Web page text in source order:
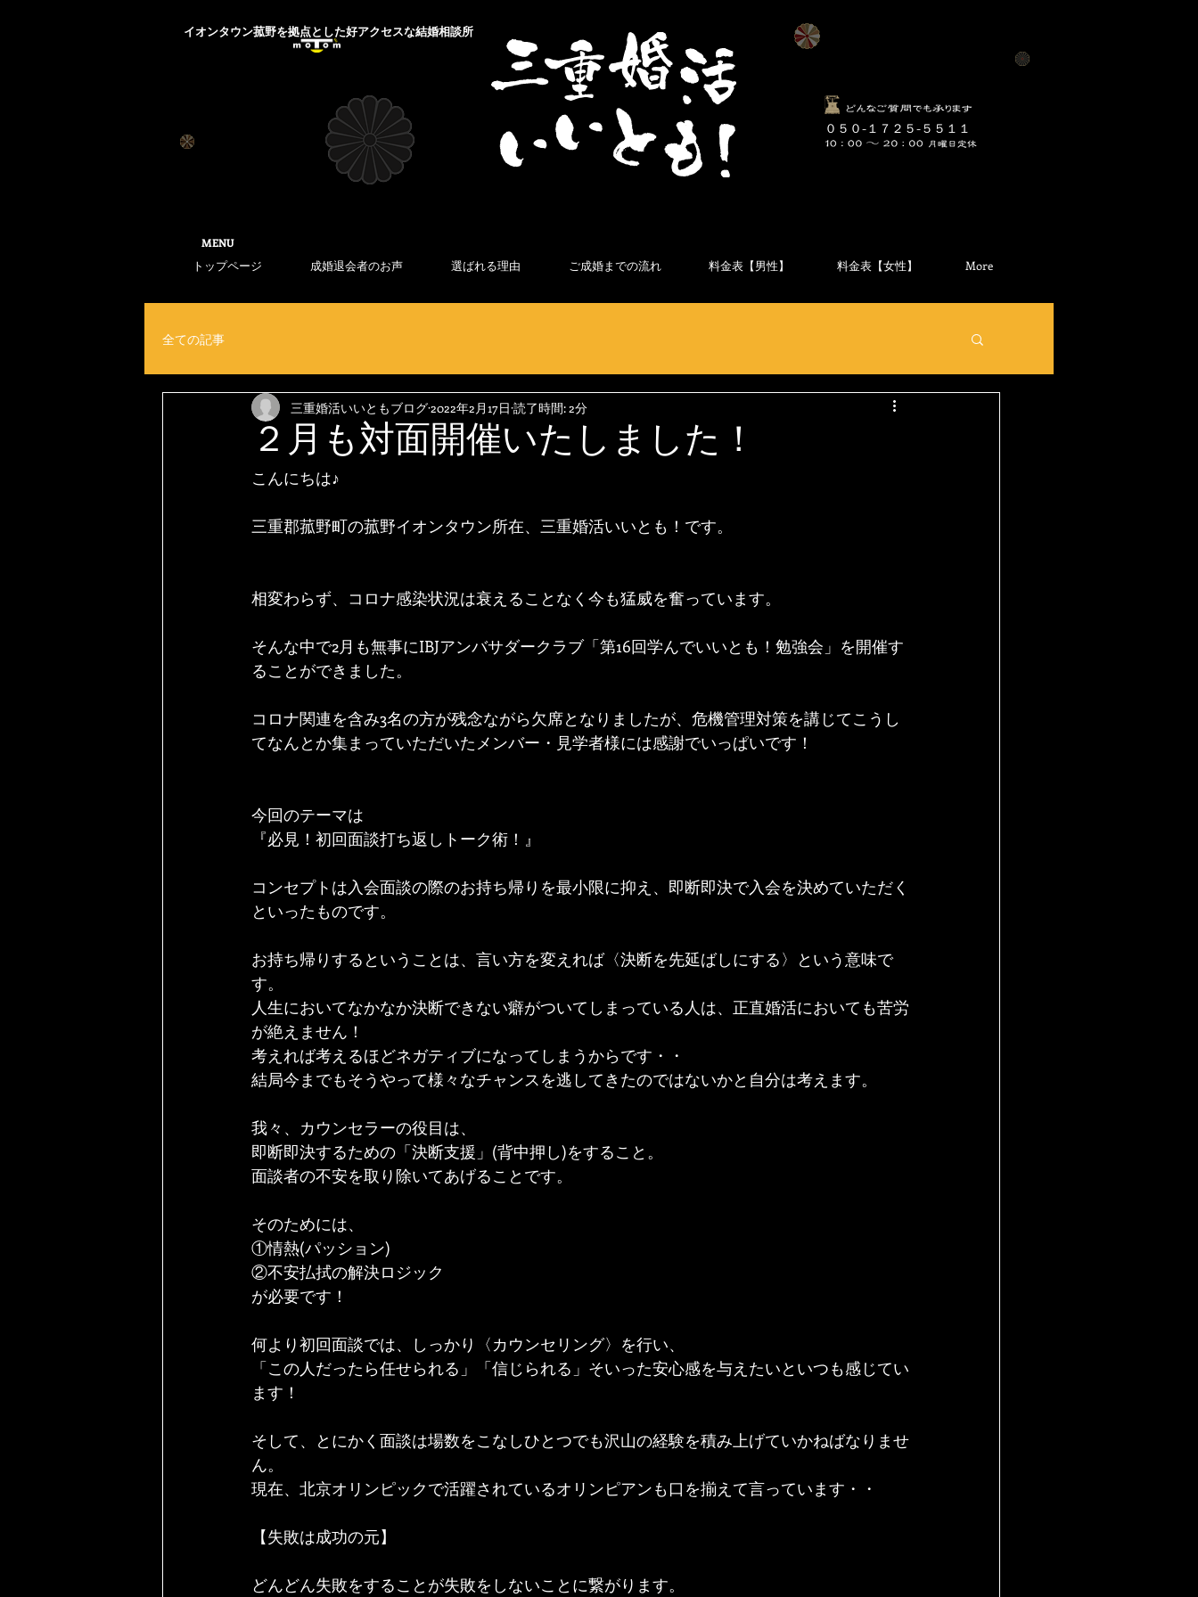
​MENU
​イオンタウン菰野を拠点とした好アクセスな結婚相談所
トップページ 成婚退会者のお声 選ばれる理由 ご成婚までの流れ 料金表【男性】 料金表【女性】 More
​０５０-１７２５-５５１１
全ての記事
２月も対面開催いたしました！
三重婚活いいともブログ2022年2月17日 読了時間: 2分
こんにちは♪
三重郡菰野町の菰野イオンタウン所在、三重婚活いいとも！です。
相変わらず、コロナ感染状況は衰えることなく今も猛威を奮っています。
そんな中で2月も無事にIBJアンバサダークラブ「第16回学んでいいとも！勉強会」を開催す
ることができました。
コロナ関連を含み3名の方が残念ながら欠席となりましたが、危機管理対策を講じてこうし
てなんとか集まっていただいたメンバー・見学者様には感謝でいっぱいです！
今回のテーマは
『必見！初回面談打ち返しトーク術！』
コンセプトは入会面談の際のお持ち帰りを最小限に抑え、即断即決で入会を決めていただく
といったものです。
お持ち帰りするということは、言い方を変えれば〈決断を先延ばしにする〉という意味で
す。
人生においてなかなか決断できない癖がついてしまっている人は、正直婚活においても苦労
が絶えません！
考えれば考えるほどネガティブになってしまうからです・・
結局今までもそうやって様々なチャンスを逃してきたのではないかと自分は考えます。
我々、カウンセラーの役目は、
即断即決するための「決断支援」(背中押し)をすること。
面談者の不安を取り除いてあげることです。
そのためには、
①情熱(パッション)
②不安払拭の解決ロジック
が必要です！
何より初回面談では、しっかり〈カウンセリング〉を行い、
「この人だったら任せられる」「信じられる」そいった安心感を与えたいといつも感じてい
ます！
そして、とにかく面談は場数をこなしひとつでも沢山の経験を積み上げていかねばなりませ
ん。
現在、北京オリンピックで活躍されているオリンピアンも口を揃えて言っています・・
【失敗は成功の元】
どんどん失敗をすることが失敗をしないことに繋がります。